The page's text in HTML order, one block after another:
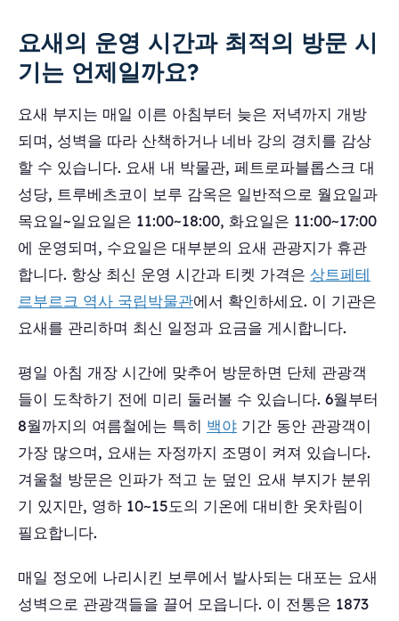
요새의 운영 시간과 최적의 방문 시
기는 언제일까요?
요새 부지는 매일 이른 아침부터 늦은 저녁까지 개방
되며, 성벽을 따라 산책하거나 네바 강의 경치를 감상
할 수 있습니다. 요새 내 박물관, 페트로파블롭스크 대
성당, 트루베츠코이 보루 감옥은 일반적으로 월요일과
목요일~일요일은 11:00~18:00, 화요일은 11:00~17:00
에 운영되며, 수요일은 대부분의 요새 관광지가 휴관
합니다. 항상 최신 운영 시간과 티켓 가격은 상트페테
르부르크 역사 국립박물관에서 확인하세요. 이 기관은
요새를 관리하며 최신 일정과 요금을 게시합니다.
평일 아침 개장 시간에 맞추어 방문하면 단체 관광객
들이 도착하기 전에 미리 둘러볼 수 있습니다. 6월부터
8월까지의 여름철에는 특히 백야 기간 동안 관광객이
가장 많으며, 요새는 자정까지 조명이 켜져 있습니다.
겨울철 방문은 인파가 적고 눈 덮인 요새 부지가 분위
기 있지만, 영하 10~15도의 기온에 대비한 옷차림이
필요합니다.
매일 정오에 나리시킨 보루에서 발사되는 대포는 요새
성벽으로 관광객들을 끌어 모읍니다. 이 전통은 1873